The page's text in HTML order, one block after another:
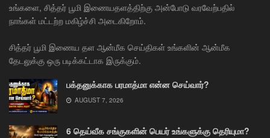
உங்களை, சித்தர் பூமி இணையதளத்திற்கு அன்போடு வரவேற்பதில்
நாங்கள் மட்டற்ற மகிழ்ச்சி அடைகிறோம்.
சித்தர் பூமி இணைய தள ஆன்மீக செய்திகள் உங்களின் ஆன்மீக
தேடலுக்கு ஒரு படிக்கட்டாக இருக்கும்.
பக்தனுக்காக பரமாத்மா என்ன செய்வார்?
AUGUST 7, 2026
6 தெய்வீக சங்குகளின் பெயர் உங்களுக்கு தெரியுமா?